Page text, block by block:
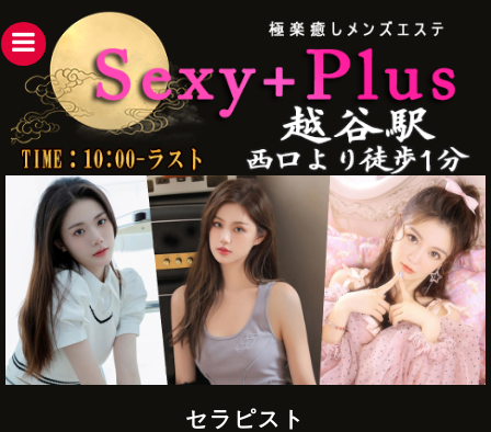
toggle
navigation
セラピスト